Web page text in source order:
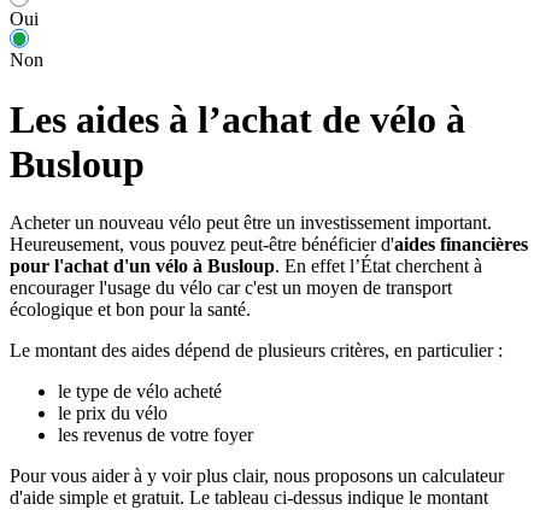
Oui
Non
Les aides à l’achat de vélo à
Busloup
Acheter un nouveau vélo peut être un investissement important.
Heureusement, vous pouvez peut-être bénéficier d'aides financières
pour l'achat d'un vélo à Busloup. En effet l’État cherchent à
encourager l'usage du vélo car c'est un moyen de transport
écologique et bon pour la santé.
Le montant des aides dépend de plusieurs critères, en particulier :
le type de vélo acheté
le prix du vélo
les revenus de votre foyer
Pour vous aider à y voir plus clair, nous proposons un calculateur
d'aide simple et gratuit. Le tableau ci-dessus indique le montant